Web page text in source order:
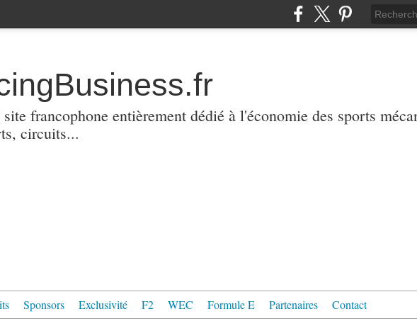
francophone entièrement dédié à l'économie des sports
circuits...
Sponsors Exclusivité F2 WEC Formule E Partenaires Contact